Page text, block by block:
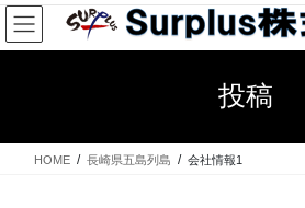
コ
ン
テ
ス
ナ
ビ
ゲ
ン
投稿
HOME 長崎県五島列島 会社情報1